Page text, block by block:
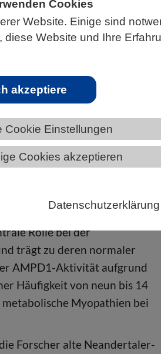
Cookies
Website. Einige sind
Website und Ihre
akzeptiere
Cookie Einstellungen
Cookies akzeptieren
Datenschutzerklärung
Muskelenzyms
Rolle bei der
trägt zu deren normaler
AMPD1-Aktivität aufgrund
Häufigkeit von neun bis 14
Myopathien bei
Forscher alte Neandertaler-